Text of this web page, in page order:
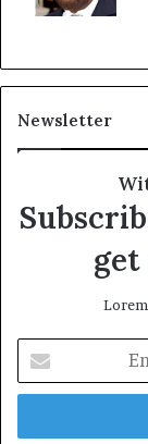
Newsletter
get
votre
adresse